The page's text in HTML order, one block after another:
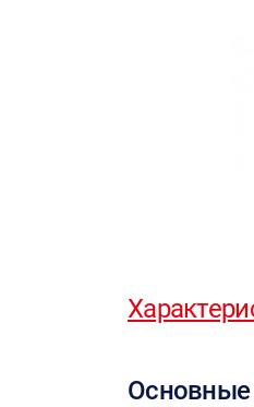
Основные